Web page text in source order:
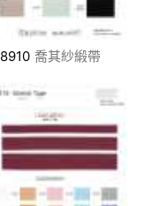
8910 喬其紗緞帶